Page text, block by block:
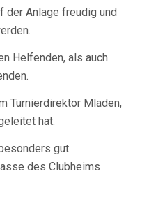
der Anlage freudig und
Helfenden, als auch
Turnierdirektor Mladen,
hat.
gut
des Clubheims